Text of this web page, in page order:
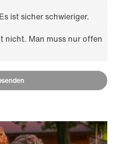
ist sicher schwieriger.
nicht. Man muss nur offen